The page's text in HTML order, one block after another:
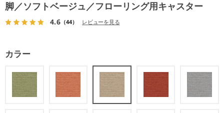
脚／ソフトベージュ／フローリング用キャスター
4.6（44） レビューを見る
カラー